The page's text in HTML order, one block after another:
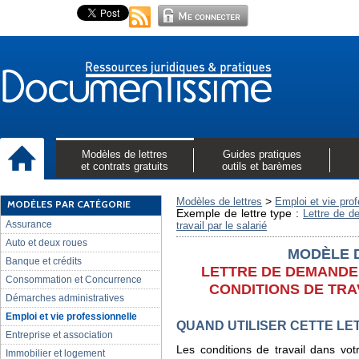
Modèles de lettres
et contrats gratuits
Guides pratiques
outils et barèmes
MODÈLES PAR CATÉGORIE
Assurance
Auto et deux roues
Banque et crédits
Consommation et Concurrence
Démarches administratives
Emploi et vie professionnelle
Entreprise et association
Immobilier et logement
Modèles de lettres > Emploi et vie
Exemple de lettre type : Lettre de
travail par le salarié
MODÈLE
LETTRE DE
CONDITIONS DE
QUAND UTILISER CETTE
Les conditions de travail dans